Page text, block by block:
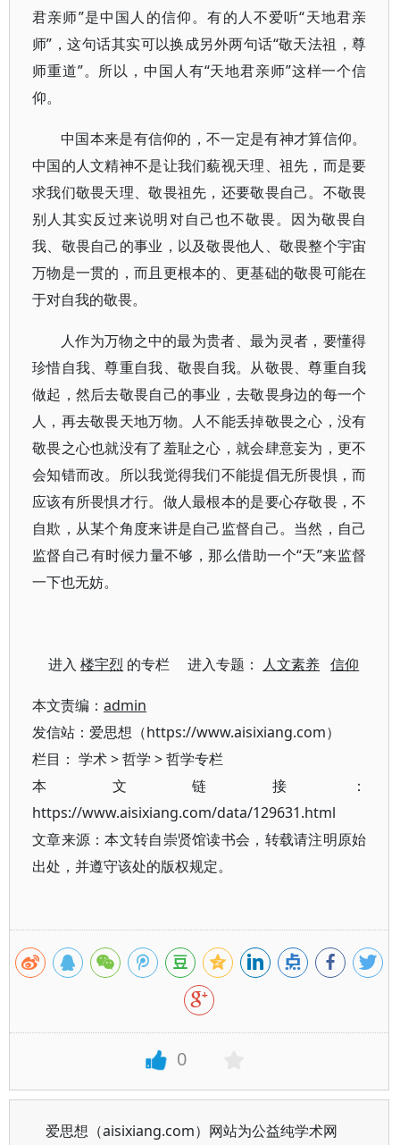
君亲师”是中国人的信仰。有的人不爱听“天地君亲
师”，这句话其实可以换成另外两句话“敬天法祖，尊
师重道”。所以，中国人有“天地君亲师”这样一个信
仰。
中国本来是有信仰的，不一定是有神才算信仰。
中国的人文精神不是让我们藐视天理、祖先，而是要
求我们敬畏天理、敬畏祖先，还要敬畏自己。不敬畏
别人其实反过来说明对自己也不敬畏。因为敬畏自
我、敬畏自己的事业，以及敬畏他人、敬畏整个宇宙
万物是一贯的，而且更根本的、更基础的敬畏可能在
于对自我的敬畏。
人作为万物之中的最为贵者、最为灵者，要懂得
珍惜自我、尊重自我、敬畏自我。从敬畏、尊重自我
做起，然后去敬畏自己的事业，去敬畏身边的每一个
人，再去敬畏天地万物。人不能丢掉敬畏之心，没有
敬畏之心也就没有了羞耻之心，就会肆意妄为，更不
会知错而改。所以我觉得我们不能提倡无所畏惧，而
应该有所畏惧才行。做人最根本的是要心存敬畏，不
自欺，从某个角度来讲是自己监督自己。当然，自己
监督自己有时候力量不够，那么借助一个“天”来监督
一下也无妨。
进入楼宇烈 的专栏 进入专题： 人文素养 信仰
本文责编： admin
发信站：爱思想（https://www.aisixiang.com）
栏目： 学术>哲学 >哲学专栏
本文链接：
https://www.aisixiang.com/data/129631.html
文章来源：本文转自崇贤馆读书会，转载请注明原始
出处，并遵守该处的版权规定。
0
爱思想（aisixiang.com）网站为公益纯学术网